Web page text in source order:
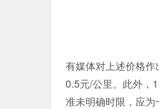
有媒体对上述价格
0.5元/公里。此外，
准未明确时限，应为